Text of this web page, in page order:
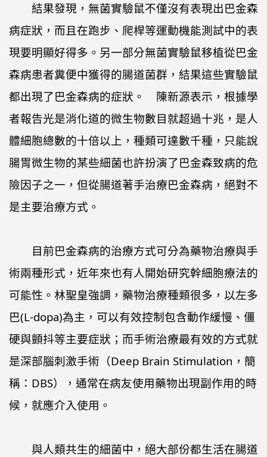
結果發現，無菌實驗鼠不僅沒有表現出巴金森
病症狀，而且在跑步、爬桿等運動機能測試中的表
現要明顯好得多。另一部分無菌實驗鼠移植從巴金
森病患者糞便中獲得的腸道菌群，結果這些實驗鼠
都出現了巴金森病的症狀。 陳新源表示，根據學
者報告光是消化道的微生物數目就超過十兆，是人
體細胞總數的十倍以上，種類可達數千種，只能說
腸胃微生物的某些細菌也許扮演了巴金森致病的危
險因子之一，但從腸道著手治療巴金森病，絕對不
是主要治療方式。
目前巴金森病的治療方式可分為藥物治療與手
術兩種形式，近年來也有人開始研究幹細胞療法的
可能性。林聖皇強調，藥物治療種類很多，以左多
巴(L-dopa)為主，可以有效控制包含動作緩慢、僵
硬與顫抖等主要症狀；而手術治療最有效的方式就
是深部腦刺激手術（Deep Brain Stimulation，簡
稱：DBS），通常在病友使用藥物出現副作用的時
候，就應介入使用。
與人類共生的細菌中，絕大部份都生活在腸道